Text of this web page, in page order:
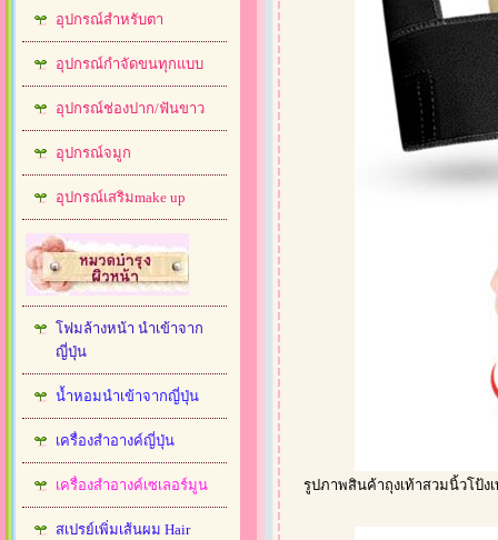
อุปกรณ์สำหรับตา
อุปกรณ์กำจัดขนทุกแบบ
อุปกรณ์ช่องปาก/ฟันขาว
อุปกรณ์จมูก
อุปกรณ์เสริมmake up
โฟมล้างหน้า นำเข้าจาก
ญี่ปุ่น
น้ำหอมนำเข้าจากญี่ปุ่น
เครื่องสำอางค์ญี่ปุ่น
เครื่องสำอางค์เซเลอร์มูน
สเปรย์เพิ่มเส้นผม Hair
รูปภาพสินค้าถุงเท้าสวมนิ้วโป้งเ